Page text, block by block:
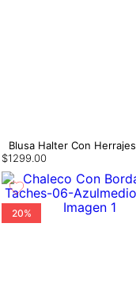
Blusa Halter Con Herrajes
$1299.00
20%